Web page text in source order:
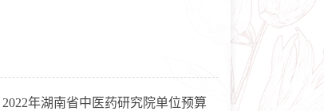
2022年湖南省中医药研究院单位预算